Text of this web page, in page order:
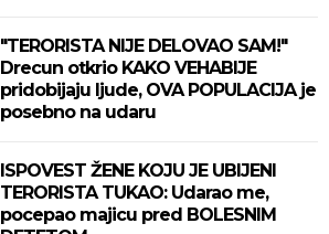
"TERORISTA NIJE DELOVAO SAM!"
Drecun otkrio KAKO VEHABIJE
pridobijaju ljude, OVA POPULACIJA je
posebno na udaru
ISPOVEST ŽENE KOJU JE UBIJENI
TERORISTA TUKAO: Udarao me,
pocepao majicu pred BOLESNIM